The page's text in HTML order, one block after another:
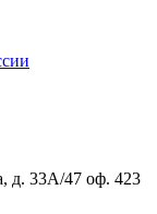
д. 33А/47 оф. 423